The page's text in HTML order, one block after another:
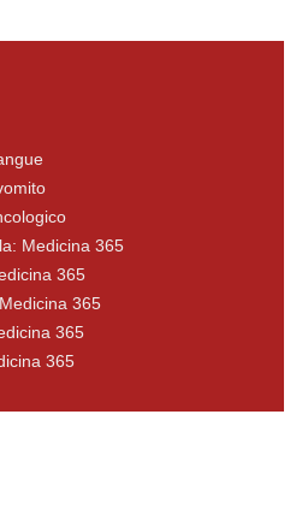
Medicina 365
365
365
365
365